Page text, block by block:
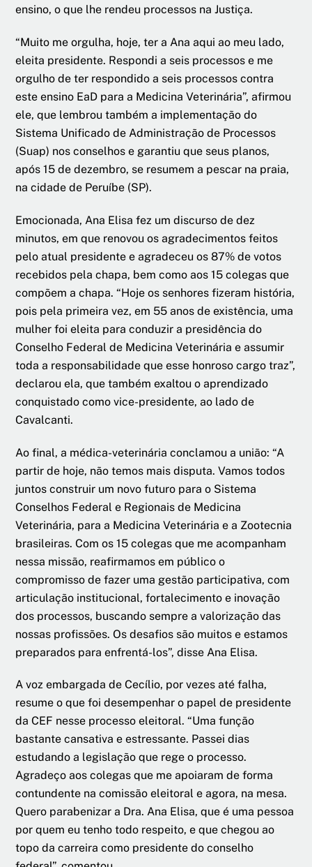
ensino, o que lhe rendeu processos na Justiça.
“Muito me orgulha, hoje, ter a Ana aqui ao meu lado,
eleita presidente. Respondi a seis processos e me
orgulho de ter respondido a seis processos contra
este ensino EaD para a Medicina Veterinária”, afirmou
ele, que lembrou também a implementação do
Sistema Unificado de Administração de Processos
(Suap) nos conselhos e garantiu que seus planos,
após 15 de dezembro, se resumem a pescar na praia,
na cidade de Peruíbe (SP).
Emocionada, Ana Elisa fez um discurso de dez
minutos, em que renovou os agradecimentos feitos
pelo atual presidente e agradeceu os 87% de votos
recebidos pela chapa, bem como aos 15 colegas que
compõem a chapa. “Hoje os senhores fizeram história,
pois pela primeira vez, em 55 anos de existência, uma
mulher foi eleita para conduzir a presidência do
Conselho Federal de Medicina Veterinária e assumir
toda a responsabilidade que esse honroso cargo traz”,
declarou ela, que também exaltou o aprendizado
conquistado como vice-presidente, ao lado de
Cavalcanti.
Ao final, a médica-veterinária conclamou a união: “A
partir de hoje, não temos mais disputa. Vamos todos
juntos construir um novo futuro para o Sistema
Conselhos Federal e Regionais de Medicina
Veterinária, para a Medicina Veterinária e a Zootecnia
brasileiras. Com os 15 colegas que me acompanham
nessa missão, reafirmamos em público o
compromisso de fazer uma gestão participativa, com
articulação institucional, fortalecimento e inovação
dos processos, buscando sempre a valorização das
nossas profissões. Os desafios são muitos e estamos
preparados para enfrentá-los”, disse Ana Elisa.
A voz embargada de Cecílio, por vezes até falha,
resume o que foi desempenhar o papel de presidente
da CEF nesse processo eleitoral. “Uma função
bastante cansativa e estressante. Passei dias
estudando a legislação que rege o processo.
Agradeço aos colegas que me apoiaram de forma
contundente na comissão eleitoral e agora, na mesa.
Quero parabenizar a Dra. Ana Elisa, que é uma pessoa
por quem eu tenho todo respeito, e que chegou ao
topo da carreira como presidente do conselho